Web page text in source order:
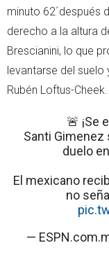
minuto 62´después
derecho a la altura
Brescianini, lo que
levantarse del
Rubén Loftus-Cheek.
🚨 ¡Se
Santi Gimenez
duelo
El mexicano
no
—